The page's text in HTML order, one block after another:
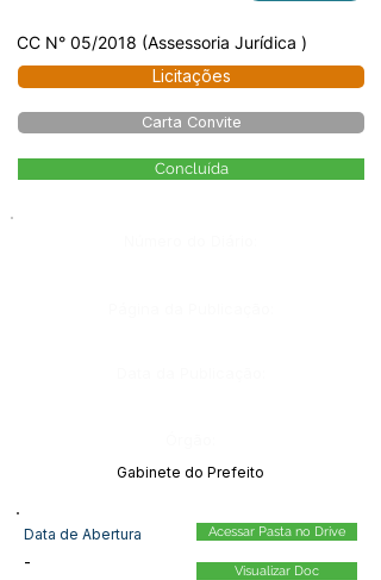
CC N° 05/2018 (Assessoria Jurídica )
Licitações
Carta Convite
Concluída
Gabinete do Prefeito
Data de Abertura
-
Acessar Pasta no Drive
Visualizar Doc